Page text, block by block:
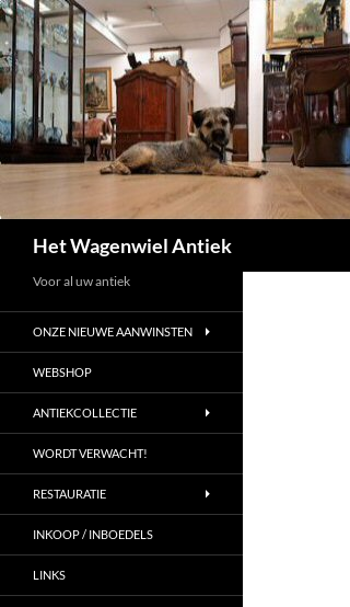
Het Wagenwiel Antiek
Voor al uw antiek
ONZE NIEUWE AANWINSTEN
WEBSHOP
ANTIEKCOLLECTIE
WORDT VERWACHT!
RESTAURATIE
INKOOP / INBOEDELS
LINKS